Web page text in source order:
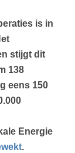
is in
stijgt dit
138
eens 150
Energie
.